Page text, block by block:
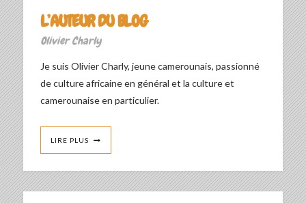
L’AUTEUR DU BLOG
Olivier Charly
Je suis Olivier Charly, jeune camerounais, passionné
de culture africaine en général et la culture et
camerounaise en particulier.
LIRE PLUS